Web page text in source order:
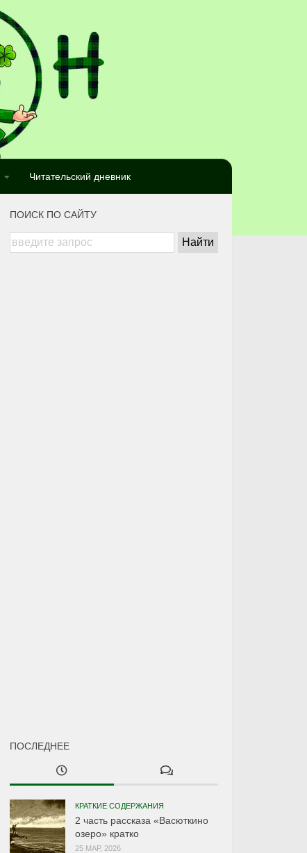
Читательский дневник
ПОИСК ПО САЙТУ
ПОСЛЕДНЕЕ
КРАТКИЕ СОДЕРЖАНИЯ
2 часть рассказа «Васюткино
озеро» кратко
25 МАР, 2026